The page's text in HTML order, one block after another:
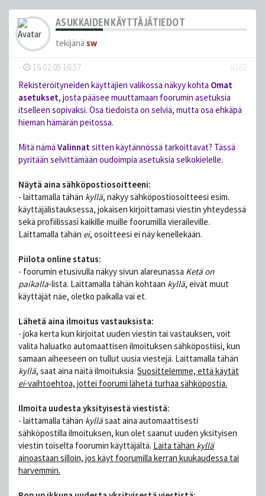
ASUKKAIDEN KÄYTTÄJÄTIEDOT
tekijänä sw
- 16.02.05 16:57
#362
Rekisteröityneiden käyttäjien valikossa näkyy kohta Omat
asetukset, josta pääsee muuttamaan foorumin asetuksia
itselleen sopivaksi. Osa tiedoista on selviä, mutta osa ehkäpä
hieman hämärän peitossa.
Mitä nämä Valinnatsitten käytännössä tarkoittavat? Tässä
pyritään selvittämään oudoimpia asetuksia selkokielelle.
Näytä aina sähköpostiosoitteeni:
- laittamalla tähän kyllä, näkyy sähköpostiosoitteesi esim.
käyttäjälistauksessa, jokaisen kirjoittamasi viestin yhteydessä
sekä profiilissasi kaikille muille foorumilla vieraileville.
Laittamalla tähän ei, osoitteesi ei näy kenellekään.
Piilota online status:
- foorumin etusivulla näkyy sivun alareunassa Ketä on
paikalla-lista. Laittamalla tähän kohtaan kyllä, eivät muut
käyttäjät näe, oletko paikalla vai et.
Lähetä aina ilmoitus vastauksista:
- joka kerta kun kirjoitat uuden viestin tai vastauksen, voit
valita haluatko automaattisen ilmoituksen sähköpostiisi, kun
samaan aiheeseen on tullut uusia viestejä. Laittamalla tähän
kyllä, saat aina näitä ilmoituksia. Suosittelemme, että käytät
ei-vaihtoehtoa, jottei foorumi lähetä turhaa sähköpostia.
Ilmoita uudesta yksityisestä viestistä:
- laittamalla tähän kylläsaat aina automaattisesti
sähköpostilla ilmoituksen, kun olet saanut uuden yksityisen
viestin toiselta foorumin käyttäjältä. Laita tähän kyllä
ainoastaan silloin, jos käyt foorumilla kerran kuukaudessa tai
harvemmin.